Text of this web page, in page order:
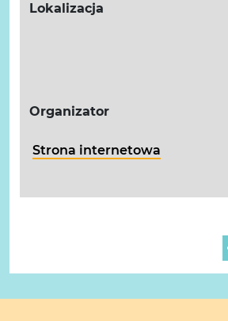
Lokalizacja
Organizator
Strona internetowa